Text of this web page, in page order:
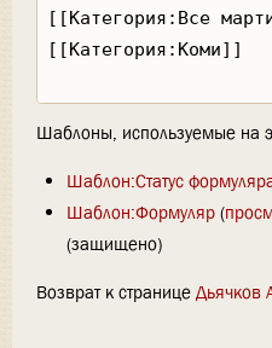
Шаблоны, используемые на
Шаблон:Статус
Шаблон:Формуляр(
(защищено)
Возврат к странице Дьячков